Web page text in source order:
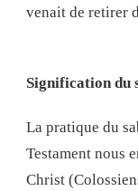
venait de retirer
Signification du
La pratique du
Testament nous
Christ